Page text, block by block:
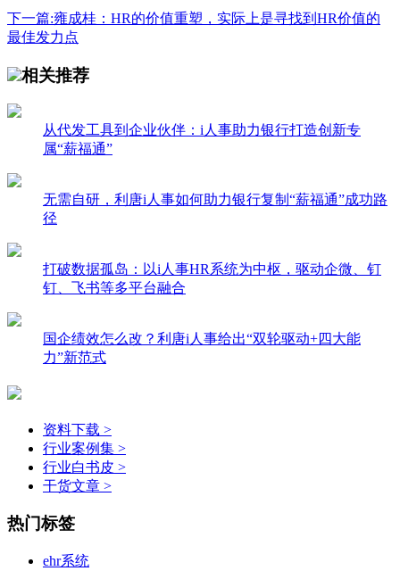
下一篇:雍成桂：HR的价值重塑，实际上是寻找到HR价值的
最佳发力点
相关推荐
从代发工具到企业伙伴：i人事助力银行打造创新专
属“薪福通”
无需自研，利唐i人事如何助力银行复制“薪福通”成功路
径
打破数据孤岛：以i人事HR系统为中枢，驱动企微、钉
钉、飞书等多平台融合
国企绩效怎么改？利唐i人事给出“双轮驱动+四大能
力”新范式
资料下载 >
行业案例集 >
行业白书皮 >
干货文章 >
热门标签
ehr系统